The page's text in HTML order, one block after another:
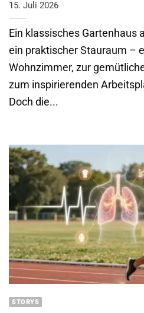
15. Juli 2026
Ein klassisches Gartenhaus
ein praktischer Stauraum –
Wohnzimmer, zur
zum inspirierenden
Doch die...
STORYS